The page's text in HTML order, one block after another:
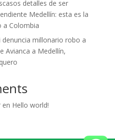
detalles de ser
Medellín: esta es la
a Colombia
denuncia millonario robo a
Avianca a Medellín,
en Hello world!